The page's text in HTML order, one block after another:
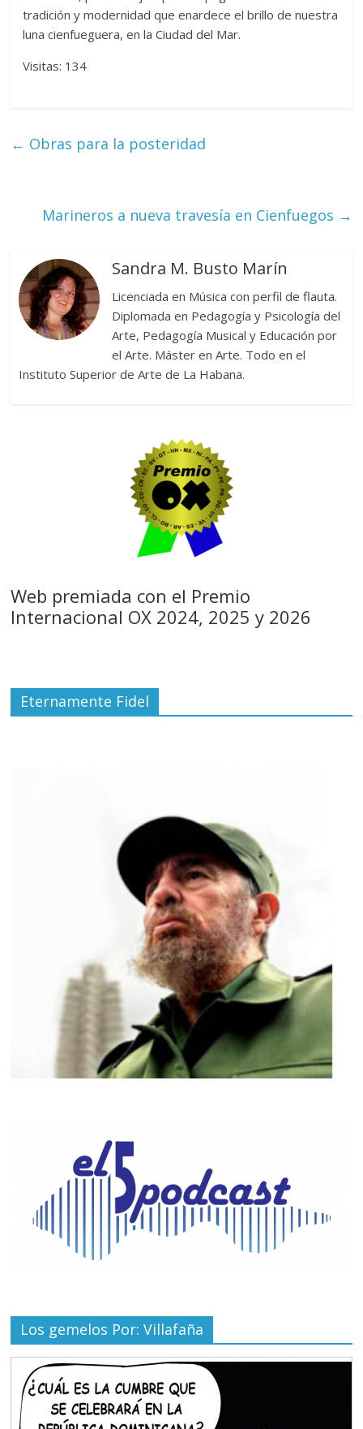
tradición y modernidad que enardece el brillo de nuestra
luna cienfueguera, en la Ciudad del Mar.
Visitas: 134
← Obras para la posteridad
Marineros a nueva travesía en Cienfuegos →
Sandra M. Busto Marín
Licenciada en Música con perfil de flauta.
Diplomada en Pedagogía y Psicología del
Arte, Pedagogía Musical y Educación por
el Arte. Máster en Arte. Todo en el
Instituto Superior de Arte de La Habana.
Web premiada con el Premio
Internacional OX 2024, 2025 y 2026
Eternamente Fidel
Los gemelos Por: Villafaña